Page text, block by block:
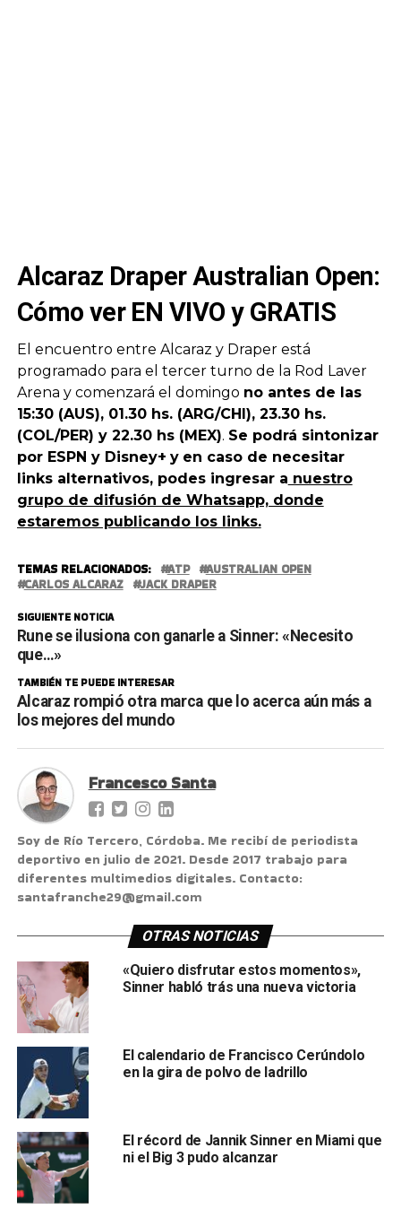
Alcaraz Draper Australian Open:
Cómo ver EN VIVO y GRATIS
El encuentro entre Alcaraz y Draper está
programado para el tercer turno de la Rod Laver
Arena y comenzará el domingo no antes de las
15:30 (AUS), 01.30 hs. (ARG/CHI), 23.30 hs.
(COL/PER) y 22.30 hs (MEX). Se podrá sintonizar
por ESPN y Disney+ y en caso de necesitar
links alternativos, podes ingresar a nuestro
grupo de difusión de Whatsapp, donde
estaremos publicando los links.
TEMAS RELACIONADOS: ATP
AUSTRALIAN OPEN
CARLOS ALCARAZ
JACK DRAPER
SIGUIENTE NOTICIA
Rune se ilusiona con ganarle a Sinner: «Necesito
que…»
TAMBIÉN TE PUEDE INTERESAR
Alcaraz rompió otra marca que lo acerca aún más a
los mejores del mundo
Francesco Santa
Soy de Río Tercero, Córdoba. Me recibí de periodista
deportivo en julio de 2021. Desde 2017 trabajo para
diferentes multimedios digitales. Contacto:
santafranche29@gmail.com
OTRAS NOTICIAS
«Quiero disfrutar estos momentos»,
Sinner habló trás una nueva victoria
El calendario de Francisco Cerúndolo
en la gira de polvo de ladrillo
El récord de Jannik Sinner en Miami que
ni el Big 3 pudo alcanzar